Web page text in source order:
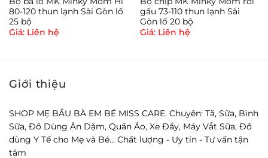
80-120 thun lạnh Sài Gòn lố
25 bộ
Giá: Liên hệ
gấu 73-110 thun lạnh Sài
Gòn lố 20 bộ
Giá: Liên hệ
Giới thiệu
SHOP MẸ BẦU BÀ EM BÉ MISS CARE. Chuyên: Tã, Sữa, Bình
Sữa, Đồ Dùng Ăn Dặm, Quần Áo, Xe Đẩy, Máy Vắt Sữa, Đồ
dùng Y Tế cho Mẹ và Bé... Chất lượng - Uy tín - Tư vấn tận
tâm